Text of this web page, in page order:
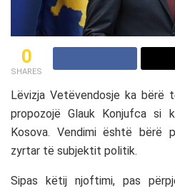
0
SHARES
Lëvizja Vetëvendosje ka bërë
propozojëGlauk Konjufca si
Kosova. Vendimi është bërë
zyrtar të subjektit politik.
Sipas këtij njoftimi, pas